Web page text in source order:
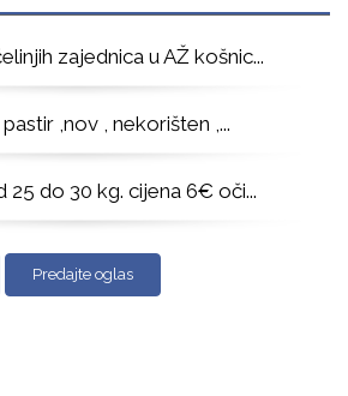
zajednica u AŽ košnic...
,nov , nekorišten ,...
25 do 30 kg. cijena 6€ oči...
Predajte oglas